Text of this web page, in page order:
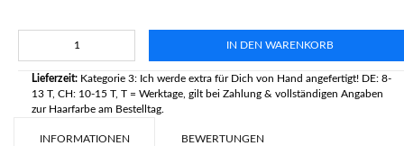
IN DEN WARENKORB
Lieferzeit: Kategorie 3: Ich werde extra für Dich von Hand angefertigt! DE: 8-
13 T, CH: 10-15 T, T = Werktage, gilt bei Zahlung & vollständigen Angaben
zur Haarfarbe am Bestelltag.
INFORMATIONEN BEWERTUNGEN